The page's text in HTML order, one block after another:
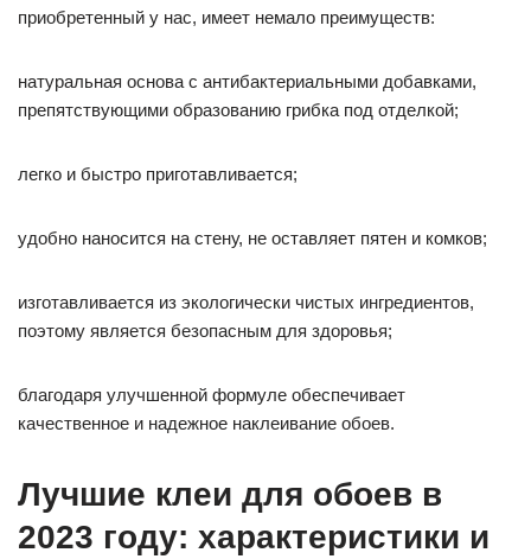
приобретенный у нас, имеет немало преимуществ:
натуральная основа с антибактериальными добавками,
препятствующими образованию грибка под отделкой;
легко и быстро приготавливается;
удобно наносится на стену, не оставляет пятен и комков;
изготавливается из экологически чистых ингредиентов,
поэтому является безопасным для здоровья;
благодаря улучшенной формуле обеспечивает
качественное и надежное наклеивание обоев.
Лучшие клеи для обоев в
2023 году: характеристики и